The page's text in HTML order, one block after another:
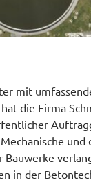
mit
die Firma
und
Bauwerke
in der